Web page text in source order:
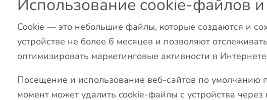
Использование cookie-файлов
Cookie — это небольшие файлы, которые создаются и
устройстве не более 6 месяцев и позволяют
оптимизировать маркетинговые активности в
Посещение и использование веб-сайтов по умолчанию
момент может удалить cookie-файлы с устройства